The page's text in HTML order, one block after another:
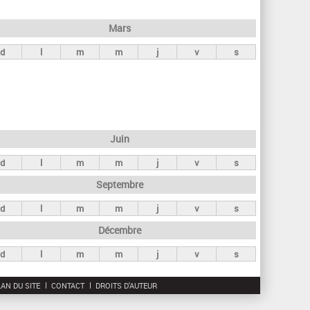
r
c
Mars
d l m m j v s
Juin
d l m m j v s
Septembre
d l m m j v s
Décembre
d l m m j v s
DU SITE CONTACT DROITS D'AUTEUR